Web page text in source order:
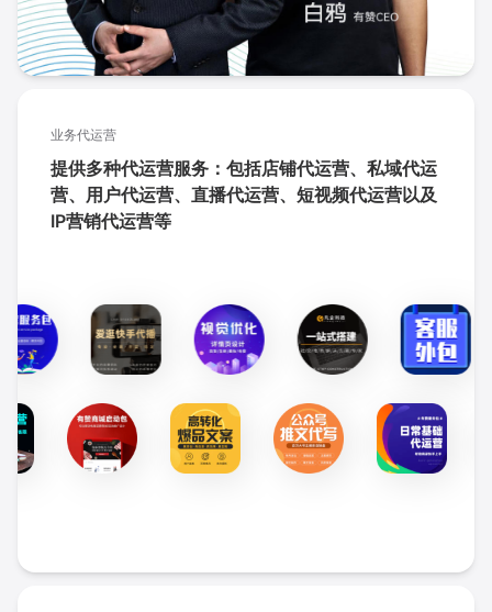
业务代运营
提供多种代运营服务：包括店铺代运营、私域代运
营、用户代运营、直播代运营、短视频代运营以及
IP营销代运营等